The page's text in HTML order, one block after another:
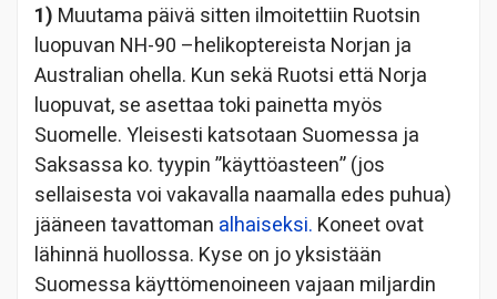
1) Muutama päivä sitten ilmoitettiin Ruotsin
luopuvan NH-90 –helikoptereista Norjan ja
Australian ohella. Kun sekä Ruotsi että Norja
luopuvat, se asettaa toki painetta myös
Suomelle. Yleisesti katsotaan Suomessa ja
Saksassa ko. tyypin ”käyttöasteen” (jos
sellaisesta voi vakavalla naamalla edes puhua)
jääneen tavattoman alhaiseksi. Koneet ovat
lähinnä huollossa. Kyse on jo yksistään
Suomessa käyttömenoineen vajaan miljardin